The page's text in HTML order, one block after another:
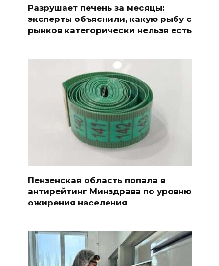
Разрушает печень за месяцы:
эксперты объяснили, какую рыбу с
рынков категорически нельзя есть
Пензенская область попала в
антирейтинг Минздрава по уровню
ожирения населения